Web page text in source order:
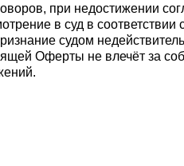
при недостижении
в суд в
судом
Оферты не влечёт за